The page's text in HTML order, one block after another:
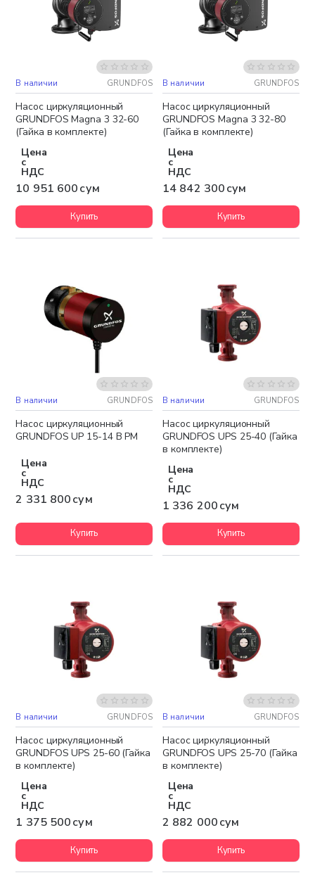
Бесплатная доставка
В наличии GRUNDFOS
Насос циркуляционный
GRUNDFOS Magna 3 32-60
(Гайка в комплекте)
Цена
с
НДС
10 951 600 сум
Купить
Бесплатная доставка
В наличии GRUNDFOS
Насос циркуляционный
GRUNDFOS Magna 3 32-80
(Гайка в комплекте)
Цена
с
НДС
14 842 300 сум
Купить
Бесплатная доставка
В наличии GRUNDFOS
Насос циркуляционный
GRUNDFOS UP 15-14 В PM
Цена
с
НДС
2 331 800 сум
Купить
Бесплатная доставка
В наличии GRUNDFOS
Насос циркуляционный
GRUNDFOS UPS 25-40 (Гайка
в комплекте)
Цена
с
НДС
1 336 200 сум
Купить
Бесплатная доставка
В наличии GRUNDFOS
Насос циркуляционный
GRUNDFOS UPS 25-60 (Гайка
в комплекте)
Цена
с
НДС
1 375 500 сум
Купить
Бесплатная доставка
В наличии GRUNDFOS
Насос циркуляционный
GRUNDFOS UPS 25-70 (Гайка
в комплекте)
Цена
с
НДС
2 882 000 сум
Купить